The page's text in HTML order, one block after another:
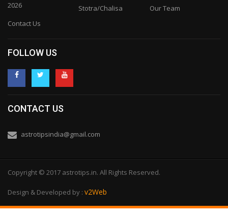
2026
Stotra/Chalisa
Our Team
Contact Us
FOLLOW US
CONTACT US
astrotipsindia@gmail.com
Copyright © 2017 astrotips.in. All Rights Reserved.
Design & Developed by : v2Web